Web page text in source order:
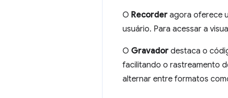
O Recorder agora oferece
usuário. Para acessar a
O Gravador destaca o
facilitando o rastreamento
alternar entre formatos